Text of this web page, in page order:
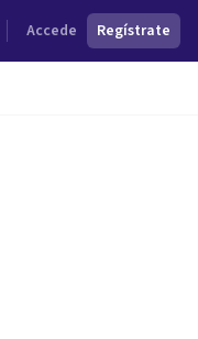
Accede Regístrate